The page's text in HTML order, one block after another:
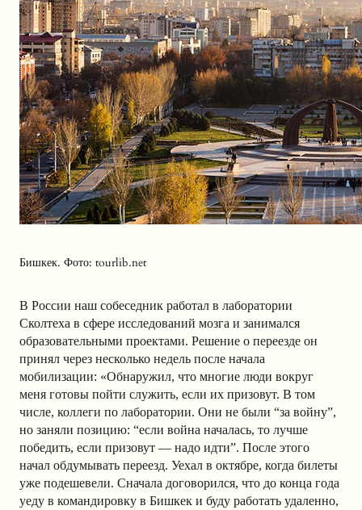
Бишкек. Фото: tourlib.net
В России наш собеседник работал в лаборатории
Сколтеха в сфере исследований мозга и занимался
образовательными проектами. Решение о переезде он
принял через несколько недель после начала
мобилизации: «Обнаружил, что многие люди вокруг
меня готовы пойти служить, если их призовут. В том
числе, коллеги по лаборатории. Они не были “за войну”,
но заняли позицию: “если война началась, то лучше
победить, если призовут — надо идти”. После этого
начал обдумывать переезд. Уехал в октябре, когда билеты
уже подешевели. Сначала договорился, что до конца года
уеду в командировку в Бишкек и буду работать удаленно,